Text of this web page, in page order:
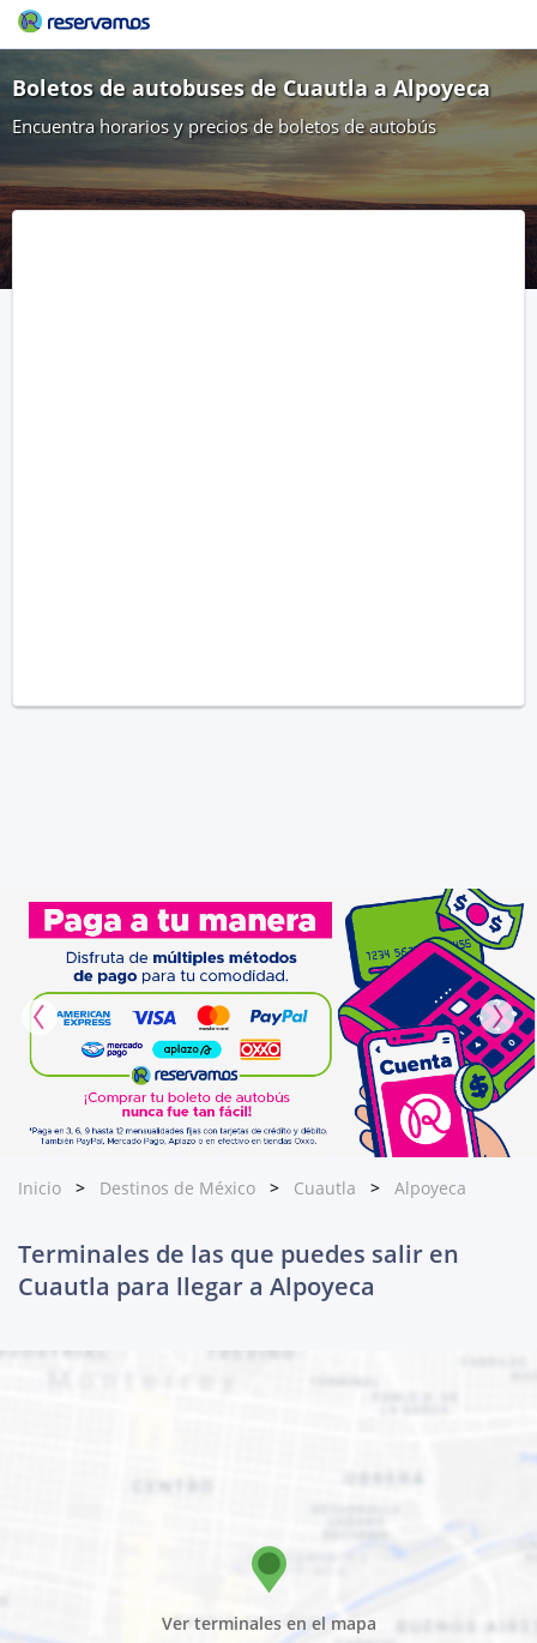
Boletos de autobuses de Cuautla a Alpoyeca
Encuentra horarios y precios de boletos de autobús
Inicio Destinos de México Cuautla Alpoyeca
Terminales de las que puedes salir en
Cuautla para llegar a Alpoyeca
Ver terminales en el mapa